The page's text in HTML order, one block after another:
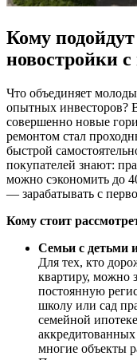
Кому
новостройки с
Что объединяет
опытных инвесторов?
совершенно новые
ремонтом стал
быстрой
покупателей знают:
можно сэкономить до
— зарабатывать с
Кому стоит
Семьи с детьми
Для тех, кто
квартиру, можно
постоянную
школу или сад
семейной
многие объекты